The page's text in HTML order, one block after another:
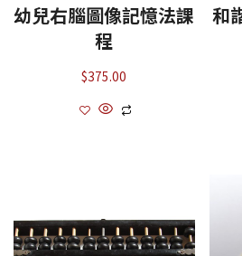
幼兒右腦圖像記憶法課
程
$375.00
和